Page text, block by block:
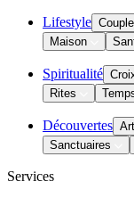
Lifestyle Couple
Maison
Spiritualité
Rites
Découvertes
Sanctuaires
Services